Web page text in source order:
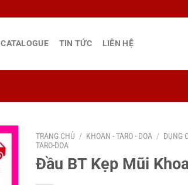
CATALOGUE TIN TỨC LIÊN HỆ
TRANG CHỦ / KHOAN - TARO - DOA / DỤNG
TARO-DOA
Đầu BT Kẹp Mũi